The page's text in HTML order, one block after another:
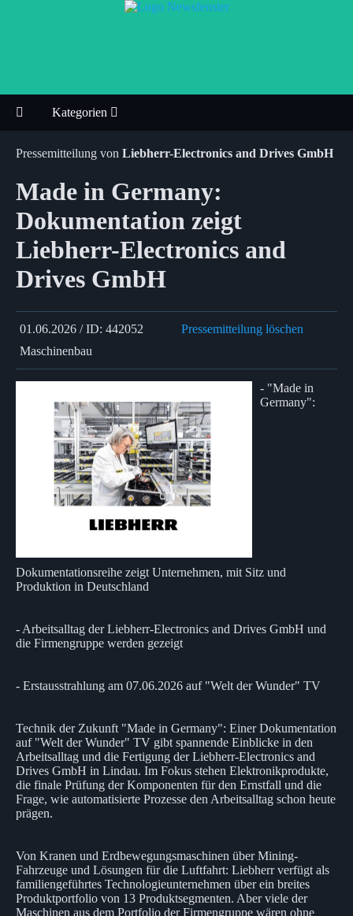
Kategorien
Pressemitteilung von Liebherr-Electronics and Drives GmbH
Made in Germany:
Dokumentation zeigt
Liebherr-Electronics and
Drives GmbH
01.06.2026 / ID: 442052
Pressemitteilung löschen
Maschinenbau
- "Made in
Germany":
Dokumentationsreihe zeigt Unternehmen, mit Sitz und
Produktion in Deutschland
- Arbeitsalltag der Liebherr-Electronics and Drives GmbH und
die Firmengruppe werden gezeigt
- Erstausstrahlung am 07.06.2026 auf "Welt der Wunder" TV
Technik der Zukunft "Made in Germany": Einer Dokumentation
auf "Welt der Wunder" TV gibt spannende Einblicke in den
Arbeitsalltag und die Fertigung der Liebherr-Electronics and
Drives GmbH in Lindau. Im Fokus stehen Elektronikprodukte,
die finale Prüfung der Komponenten für den Ernstfall und die
Frage, wie automatisierte Prozesse den Arbeitsalltag schon heute
prägen.
Von Kranen und Erdbewegungsmaschinen über Mining-
Fahrzeuge und Lösungen für die Luftfahrt: Liebherr verfügt als
familiengeführtes Technologieunternehmen über ein breites
Produktportfolio von 13 Produktsegmenten. Aber viele der
Maschinen aus dem Portfolio der Firmengruppe wären ohne